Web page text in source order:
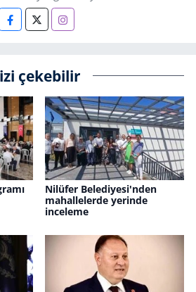
çekebilir
Nilüfer Belediyesi'nden
mahallelerde yerinde
inceleme